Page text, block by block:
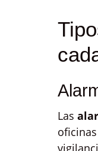
Las